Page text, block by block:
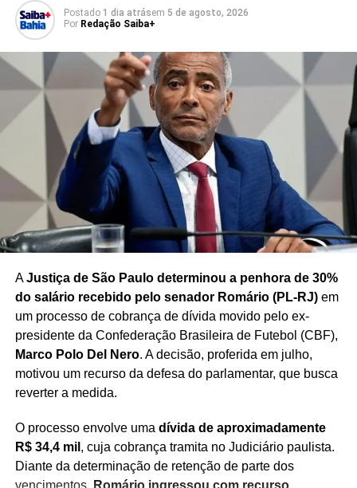
NÃO PERCA
Michelle compartilha vídeo sobre suposta festa
de empresário
Postado 1 dia atrásem 5 de agosto, 2026
Por Redação Saiba+
AJustiça de São Paulo determinou a penhora de 30%
do salário recebido pelo senador Romário (PL-RJ)em
um processo de cobrança de dívida movido pelo ex-
presidente da Confederação Brasileira de Futebol (CBF),
Marco Polo Del Nero. A decisão, proferida em julho,
motivou um recurso da defesa do parlamentar, que busca
reverter a medida.
O processo envolve uma dívida de aproximadamente
R$ 34,4 mil , cuja cobrança tramita no Judiciário paulista.
Diante da determinação de retenção de parte dos
vencimentos, Romário ingressou com recurso